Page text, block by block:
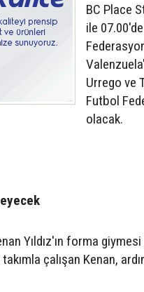
BC Place
ile
Urrego ve
Futbol
olacak.
Yıldız'ın forma
çalışan Kenan,